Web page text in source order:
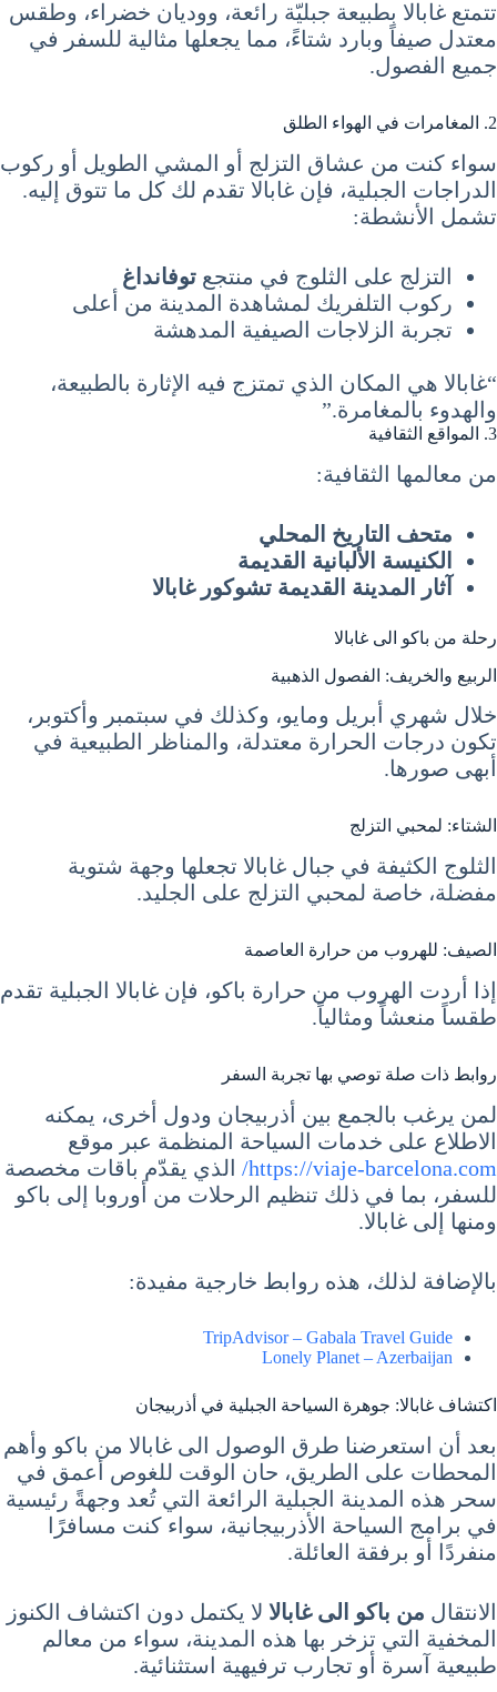
تتمتع غابالا بطبيعة جبليّة رائعة، ووديان خضراء، وطقس
معتدل صيفاً وبارد شتاءً، مما يجعلها مثالية للسفر في
جميع الفصول.
2. المغامرات في الهواء الطلق
سواء كنت من عشاق التزلج أو المشي الطويل أو ركوب
الدراجات الجبلية، فإن غابالا تقدم لك كل ما تتوق إليه.
تشمل الأنشطة:
التزلج على الثلوج في منتجع توفانداغ
ركوب التلفريك لمشاهدة المدينة من أعلى
تجربة الزلاجات الصيفية المدهشة
“غابالا هي المكان الذي تمتزج فيه الإثارة بالطبيعة،
والهدوء بالمغامرة.”
3. المواقع الثقافية
من معالمها الثقافية:
متحف التاريخ المحلي
الكنيسة الألبانية القديمة
آثار المدينة القديمة تشوكور غابالا
رحلة من باكو الى غابالا
الربيع والخريف: الفصول الذهبية
خلال شهري أبريل ومايو، وكذلك في سبتمبر وأكتوبر،
تكون درجات الحرارة معتدلة، والمناظر الطبيعية في
أبهى صورها.
الشتاء: لمحبي التزلج
الثلوج الكثيفة في جبال غابالا تجعلها وجهة شتوية
مفضلة، خاصة لمحبي التزلج على الجليد.
الصيف: للهروب من حرارة العاصمة
إذا أردت الهروب من حرارة باكو، فإن غابالا الجبلية تقدم
طقساً منعشاً ومثالياً.
روابط ذات صلة توصي بها تجربة السفر
لمن يرغب بالجمع بين أذربيجان ودول أخرى، يمكنه
الاطلاع على خدمات السياحة المنظمة عبر موقع
https://viaje-barcelona.com/
الذي يقدّم باقات مخصصة
للسفر، بما في ذلك تنظيم الرحلات من أوروبا إلى باكو
ومنها إلى غابالا.
بالإضافة لذلك، هذه روابط خارجية مفيدة:
TripAdvisor – Gabala Travel Guide
Lonely Planet – Azerbaijan
اكتشاف غابالا: جوهرة السياحة الجبلية في أذربيجان
بعد أن استعرضنا طرق الوصول الى غابالا من باكو وأهم
المحطات على الطريق، حان الوقت للغوص أعمق في
سحر هذه المدينة الجبلية الرائعة التي تُعد وجهةً رئيسية
في برامج السياحة الأذربيجانية، سواء كنت مسافرًا
منفردًا أو برفقة العائلة.
الانتقال من باكو الى غابالا لا يكتمل دون اكتشاف الكنوز
المخفية التي تزخر بها هذه المدينة، سواء من معالم
طبيعية آسرة أو تجارب ترفيهية استثنائية.